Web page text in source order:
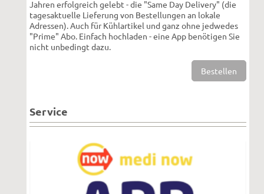
Jahren erfolgreich gelebt - die "Same Day Delivery" (die
tagesaktuelle Lieferung von Bestellungen an lokale
Adressen). Auch für Kühlartikel und ganz ohne jedwedes
"Prime" Abo. Einfach hochladen - eine App benötigen Sie
nicht unbedingt dazu.
Bestellen
Service